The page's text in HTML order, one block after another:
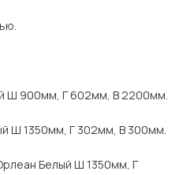
Ш 900мм, Г 602мм, В 2200мм.
Ш 1350мм, Г 302мм, В 300мм.
Белый Ш 1350мм, Г